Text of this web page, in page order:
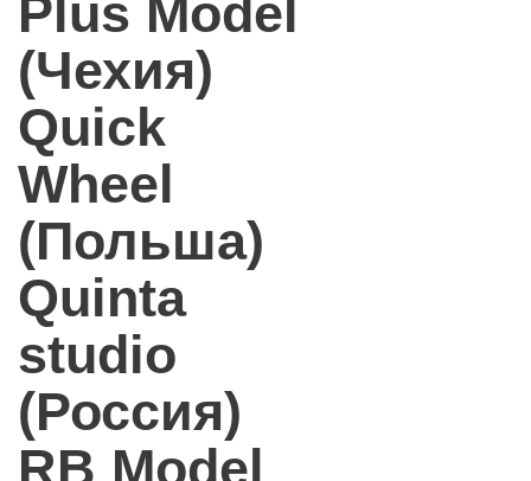
Plus Model
(Чехия)
Quick
Wheel
(Польша)
Quinta
studio
(Россия)
RB Model